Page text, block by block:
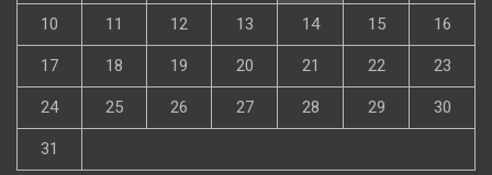
10 11 12 13 14 15 16
17 18 19 20 21 22 23
24 25 26 27 28 29 30
31